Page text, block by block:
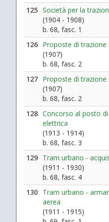
125 Società per la
(1904 - 1908)
b. 68, fasc. 1
126 Proposte di trazione
(1907)
b. 68, fasc. 2
127 Proposte di trazione
(1907)
b. 68, fasc. 2
128 Concorso al posto
elettrica
(1913 - 1914)
b. 68, fasc. 3
129 Tram urbano -
(1911 - 1930)
b. 68, fasc. 4
130 Tram urbano -
aerea
(1911 - 1915)